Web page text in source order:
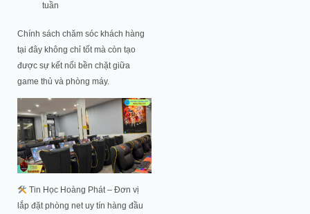
tuần
Chính sách chăm sóc khách hàng
tại đây không chỉ tốt mà còn tạo
được sự kết nối bền chặt giữa
game thủ và phòng máy.
Tin Học Hoàng Phát – Đơn vị
lắp đặt phòng net uy tín hàng đầu